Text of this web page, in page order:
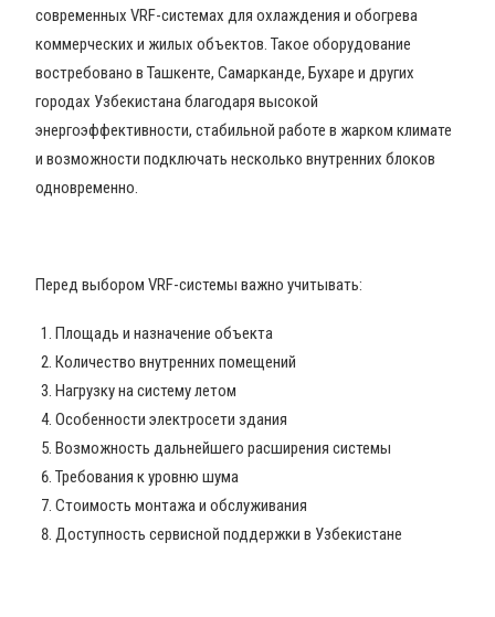
современных VRF-системах для охлаждения и обогрева
коммерческих и жилых объектов. Такое оборудование
востребовано в Ташкенте, Самарканде, Бухаре и других
городах Узбекистана благодаря высокой
энергоэффективности, стабильной работе в жарком климате
и возможности подключать несколько внутренних блоков
одновременно.
Перед выбором VRF-системы важно учитывать:
Площадь и назначение объекта
Количество внутренних помещений
Нагрузку на систему летом
Особенности электросети здания
Возможность дальнейшего расширения системы
Требования к уровню шума
Стоимость монтажа и обслуживания
Доступность сервисной поддержки в Узбекистане